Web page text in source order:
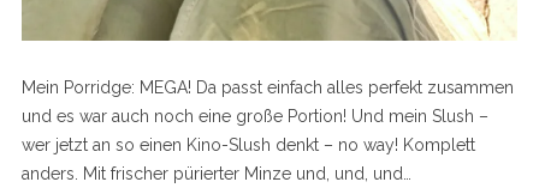
Mein Porridge: MEGA! Da passt einfach alles perfekt zusammen
und es war auch noch eine große Portion! Und mein Slush –
wer jetzt an so einen Kino-Slush denkt – no way! Komplett
anders. Mit frischer pürierter Minze und, und, und…
e
a
c
h
o
r